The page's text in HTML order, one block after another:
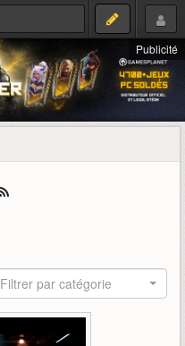
Publicité
Filtrer par catégorie